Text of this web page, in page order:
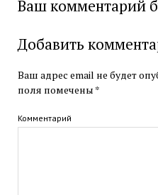
Ваш комментарий
Добавить
Ваш адрес email не будет
поля помечены *
Комментарий